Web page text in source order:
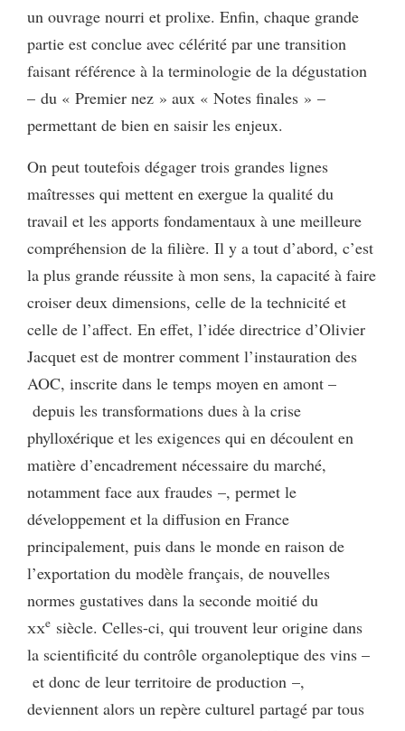
un ouvrage nourri et prolixe. Enfin, chaque grande
partie est conclue avec célérité par une transition
faisant référence à la terminologie de la dégustation
– du « Premier nez » aux « Notes finales » –
permettant de bien en saisir les enjeux.
On peut toutefois dégager trois grandes lignes
maîtresses qui mettent en exergue la qualité du
travail et les apports fondamentaux à une meilleure
compréhension de la filière. Il y a tout d’abord, c’est
la plus grande réussite à mon sens, la capacité à faire
croiser deux dimensions, celle de la technicité et
celle de l’affect. En effet, l’idée directrice d’Olivier
Jacquet est de montrer comment l’instauration des
AOC, inscrite dans le temps moyen en amont –
depuis les transformations dues à la crise
phylloxérique et les exigences qui en découlent en
matière d’encadrement nécessaire du marché,
notamment face aux fraudes –, permet le
développement et la diffusion en France
principalement, puis dans le monde en raison de
l’exportation du modèle français, de nouvelles
normes gustatives dans la seconde moitié du
xxe siècle. Celles-ci, qui trouvent leur origine dans
la scientificité du contrôle organoleptique des vins –
et donc de leur territoire de production –,
deviennent alors un repère culturel partagé par tous